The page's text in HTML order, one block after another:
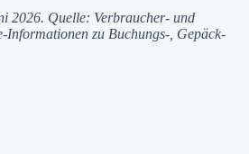
2026. Quelle: Verbraucher- und
Informationen zu Buchungs-, Gepäck-